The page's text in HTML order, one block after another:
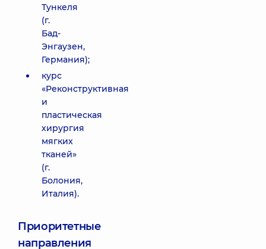
Тункеля
(г.
Бад-
Энгаузен,
Германия);
курс
«Реконструктивная
и
пластическая
хирургия
мягких
тканей»
(г.
Болония,
Италия).
Приоритетные
направления